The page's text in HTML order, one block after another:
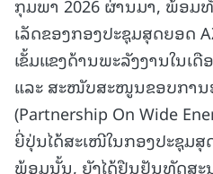
ເລັດຂອງກອງປະຊຸມສຸດຍອດ
ເຂັ້ມແຂງດ້ານພະລັງງານໃນເ
ແລະ ສະໜັບສະໜູນຂອບການຮ່
(Partnership On Wide
ຍີ່ປຸ່ນໄດ້ສະເໜີໃນກອງປະຊຸມສຸ
ພ້ອມນັ້ນ, ຍັງໄດ້ຢືນຢັນທັດສ